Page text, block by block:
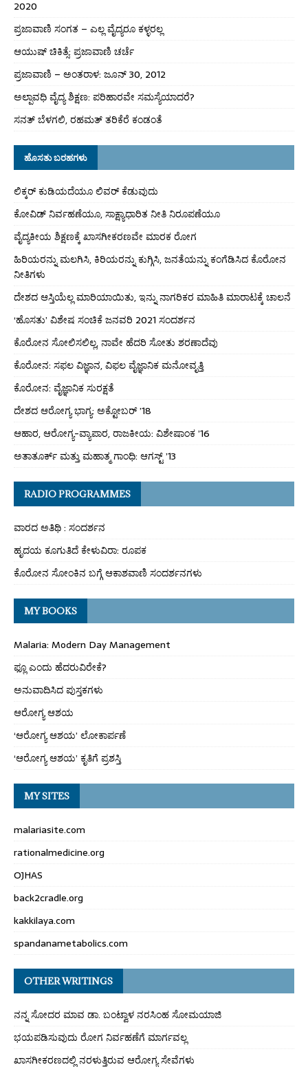
2020
ಪ್ರಜಾವಾಣಿ ಸಂಗತ – ಎಲ್ಲ ವೈದ್ಯರೂ ಕಳ್ಳರಲ್ಲ
ಆಯುಷ್ ಚಿಕಿತ್ಸೆ: ಪ್ರಜಾವಾಣಿ ಚರ್ಚೆ
ಪ್ರಜಾವಾಣಿ – ಅಂತರಾಳ: ಜೂನ್ 30, 2012
ಅಲ್ಪಾವಧಿ ವೈದ್ಯ ಶಿಕ್ಷಣ: ಪರಿಹಾರವೇ ಸಮಸ್ಯೆಯಾದರೆ?
ಸನತ್ ಬೆಳಗಲಿ, ರಹಮತ್ ತರಿಕೆರೆ ಕಂಡಂತೆ
ಹೊಸತು ಬರಹಗಳು
ಲಿಕ್ಕರ್ ಕುಡಿಯದೆಯೂ ಲಿವರ್ ಕೆಡುವುದು
ಕೋವಿಡ್ ನಿರ್ವಹಣೆಯೂ, ಸಾಕ್ಷ್ಯಾಧಾರಿತ ನೀತಿ ನಿರೂಪಣೆಯೂ
ವೈದ್ಯಕೀಯ ಶಿಕ್ಷಣಕ್ಕೆ ಖಾಸಗೀಕರಣವೇ ಮಾರಕ ರೋಗ
ಹಿರಿಯರನ್ನು ಮಲಗಿಸಿ, ಕಿರಿಯರನ್ನು ಕುಗ್ಗಿಸಿ, ಜನತೆಯನ್ನು ಕಂಗೆಡಿಸಿದ ಕೊರೋನ
ನೀತಿಗಳು
ದೇಶದ ಆಸ್ತಿಯೆಲ್ಲ ಮಾರಿಯಾಯಿತು, ಇನ್ನು ನಾಗರಿಕರ ಮಾಹಿತಿ ಮಾರಾಟಕ್ಕೆ ಚಾಲನೆ
‘ಹೊಸತು’ ವಿಶೇಷ ಸಂಚಿಕೆ ಜನವರಿ 2021 ಸಂದರ್ಶನ
ಕೊರೋನ ಸೋಲಿಸಲಿಲ್ಲ, ನಾವೇ ಹೆದರಿ ಸೋತು ಶರಣಾದೆವು
ಕೊರೋನ: ಸಫಲ ವಿಜ್ಞಾನ, ವಿಫಲ ವೈಜ್ಞಾನಿಕ ಮನೋವೃತ್ತಿ
ಕೊರೋನ: ವೈಜ್ಞಾನಿಕ ಸುರಕ್ಷತೆ
ದೇಶದ ಆರೋಗ್ಯ ಭಾಗ್ಯ: ಅಕ್ಟೋಬರ್ ’18
ಆಹಾರ, ಆರೋಗ್ಯ-ವ್ಯಾಪಾರ, ರಾಜಕೀಯ: ವಿಶೇಷಾಂಕ ’16
ಅತಾತೂರ್ಕ್ ಮತ್ತು ಮಹಾತ್ಮ ಗಾಂಧಿ: ಆಗಸ್ಟ್ ’13
RADIO PROGRAMMES
ವಾರದ ಅತಿಥಿ : ಸಂದರ್ಶನ
ಹೃದಯ ಕೂಗುತಿದೆ ಕೇಳುವಿರಾ: ರೂಪಕ
ಕೊರೋನ ಸೋಂಕಿನ ಬಗ್ಗೆ ಆಕಾಶವಾಣಿ ಸಂದರ್ಶನಗಳು
MY BOOKS
Malaria: Modern Day Management
ಫ್ಲೂ ಎಂದು ಹೆದರುವಿರೇಕೆ?
ಅನುವಾದಿಸಿದ ಪುಸ್ತಕಗಳು
ಆರೋಗ್ಯ ಆಶಯ
‘ಆರೋಗ್ಯ ಆಶಯ’ ಲೋಕಾರ್ಪಣೆ
‘ಆರೋಗ್ಯ ಆಶಯ’ ಕೃತಿಗೆ ಪ್ರಶಸ್ತಿ
MY SITES
malariasite.com
rationalmedicine.org
OJHAS
back2cradle.org
kakkilaya.com
spandanametabolics.com
OTHER WRITINGS
ನನ್ನ ಸೋದರ ಮಾವ ಡಾ. ಬಂಟ್ವಾಳ ನರಸಿಂಹ ಸೋಮಯಾಜಿ
ಭಯಪಡಿಸುವುದು ರೋಗ ನಿರ್ವಹಣೆಗೆ ಮಾರ್ಗವಲ್ಲ
ಖಾಸಗೀಕರಣದಲ್ಲಿ ನರಳುತ್ತಿರುವ ಆರೋಗ್ಯ ಸೇವೆಗಳು